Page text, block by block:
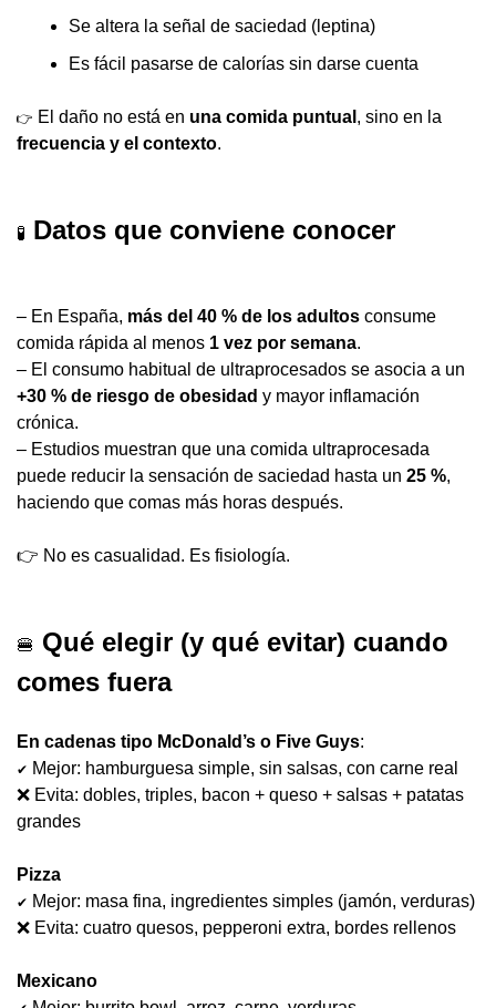
Se altera la señal de saciedad (leptina)
Es fácil pasarse de calorías sin darse cuenta
👉 El daño no está en una comida puntual
frecuencia y el contexto.
🧪 Datos que conviene conocer
– En España, más del 40 % de los adultos consume
comida rápida al menos 1 vez por semana.
+30 % de riesgo de obesidad y mayor inflamación
crónica.
– Estudios muestran que una comida ultraprocesada
puede reducir la sensación de saciedad hasta un 25 %,
haciendo que comas más horas después.
👉 No es casualidad. Es fisiología.
🍔 Qué elegir (y qué evitar) cuando
comes fuera
En cadenas tipo McDonald’s o Five Guys:
✔ Mejor: hamburguesa simple, sin salsas, con carne real
❌ Evita: dobles, triples, bacon + queso + salsas + patatas
grandes
Pizza
✔ Mejor: masa fina, ingredientes simples (jamón, verduras)
❌ Evita: cuatro quesos, pepperoni extra, bordes rellenos
Mexicano